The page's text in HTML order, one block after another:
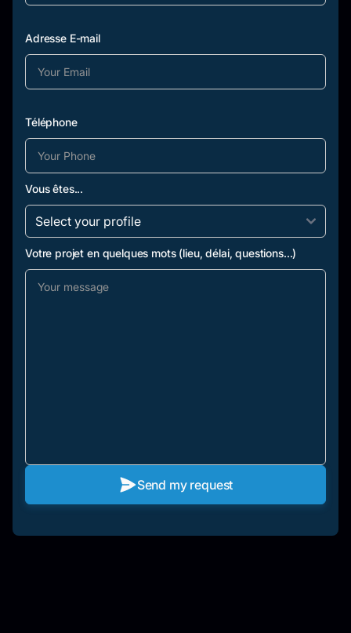
Adresse E-mail
Téléphone
Vous êtes...
Votre projet en quelques mots (lieu, délai, questions...)
Send my request